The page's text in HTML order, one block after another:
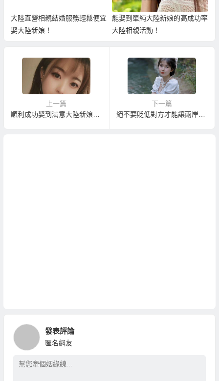
大陸直營相親結婚服務輕鬆便宜
娶大陸新娘！
能娶到單純大陸新娘的高成功率
大陸相親活動！
上一篇
下一篇
絕不要貶低對方才能讓兩岸婚姻幸福長久
發表評論
匿名網友